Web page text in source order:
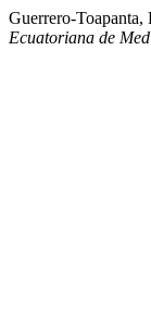
Guerrero-
Ecuatoriana de